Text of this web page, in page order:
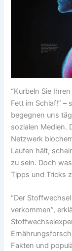
“Kurbeln Sie
Fett im Schlaf!” –
begegnen uns
sozialen Medien.
Netzwerk
Laufen hält,
zu sein. Doch
Tipps und Tricks
“Der
verkommen”,
Fakten und